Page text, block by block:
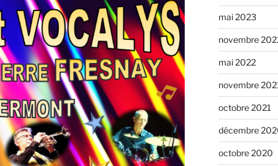
mai 2023
novembre
mai 2022
novembre
octobre 2021
décembre
octobre 2020